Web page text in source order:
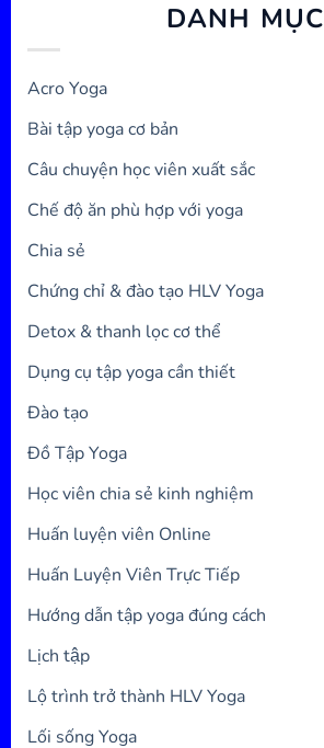
DANH MỤC
Acro Yoga
Bài tập yoga cơ bản
Câu chuyện học viên xuất sắc
Chế độ ăn phù hợp với yoga
Chia sẻ
Chứng chỉ & đào tạo HLV Yoga
Detox & thanh lọc cơ thể
Dụng cụ tập yoga cần thiết
Đào tạo
Đồ Tập Yoga
Học viên chia sẻ kinh nghiệm
Huấn luyện viên Online
Huấn Luyện Viên Trực Tiếp
Hướng dẫn tập yoga đúng cách
Lịch tập
Lộ trình trở thành HLV Yoga
Lối sống Yoga